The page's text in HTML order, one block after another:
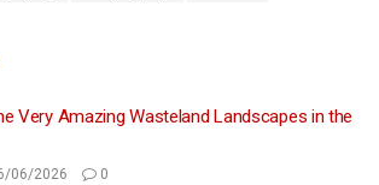
Very Amazing Wasteland Landscapes in the
06/2026 0